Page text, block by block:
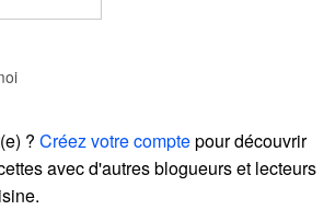
? Créez votre comptepour découvrir
avec d'autres blogueurs et lecteurs